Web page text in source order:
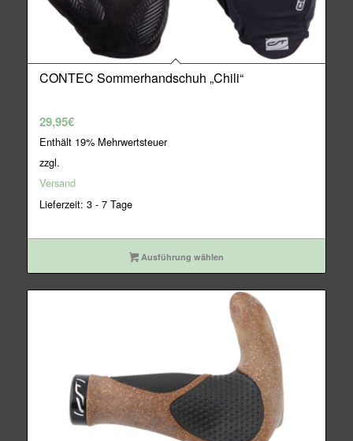
CONTEC Sommerhandschuh „Chili“
29,95€
Enthält 19% Mehrwertsteuer
zzgl.
Versand
Lieferzeit: 3 - 7 Tage
Ausführung wählen